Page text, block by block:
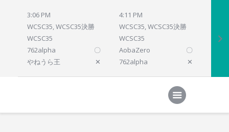
3:06 PM
WCSC35, WCSC35決勝
WCSC35
762alpha
〇
やねうら王
✕
4:11 PM
WCSC35, WCSC35決勝
WCSC35
AobaZero
〇
762alpha
✕
Home